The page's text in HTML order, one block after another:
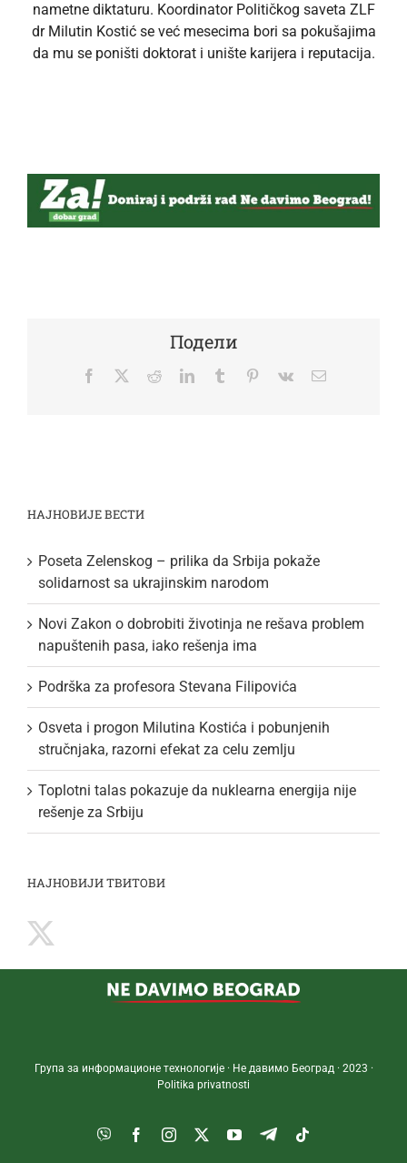
nametne diktaturu. Koordinator Političkog saveta ZLF
dr Milutin Kostić se već mesecima bori sa pokušajima
da mu se poništi doktorat i unište karijera i reputacija.
Подели
Facebook
TwitterRedditLinkedInTumblr Pinterest
Vk Email
НАЈНОВИЈЕ ВЕСТИ
Poseta Zelenskog – prilika da Srbija pokaže
solidarnost sa ukrajinskim narodom
Novi Zakon o dobrobiti životinja ne rešava problem
napuštenih pasa, iako rešenja ima
Podrška za profesora Stevana Filipovića
Osveta i progon Milutina Kostića i pobunjenih
stručnjaka, razorni efekat za celu zemlju
Toplotni talas pokazuje da nuklearna energija nije
rešenje za Srbiju
НАЈНОВИЈИ ТВИТОВИ
Група за информационе технологије · Не давимо Београд · 2023 ·
Politika privatnosti
Viber FacebookInstagram
TwitterYouTube
Telegram